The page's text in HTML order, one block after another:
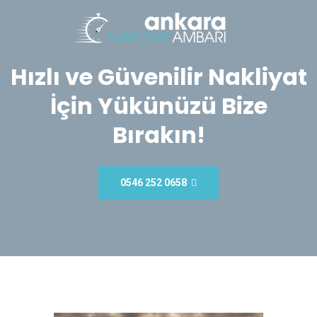
Hızlı ve Güvenilir Nakliyat
İçin Yükünüzü Bize
Bırakın!
0546 252 0658